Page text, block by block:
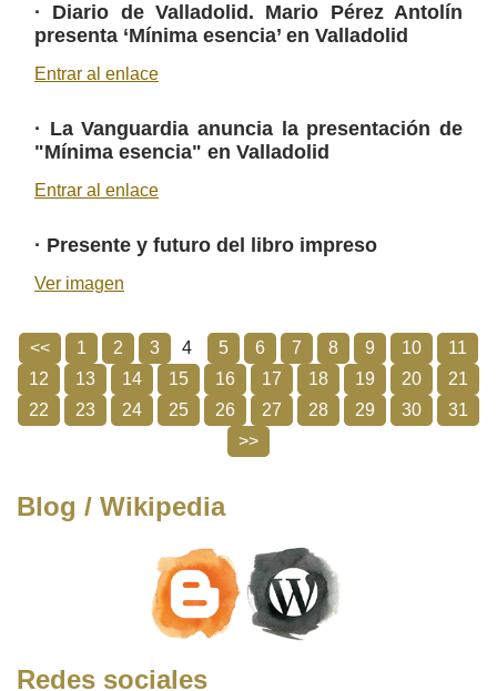
· Diario de Valladolid. Mario Pérez Antolín
presenta ‘Mínima esencia’ en Valladolid
Entrar al enlace
· La Vanguardia anuncia la presentación de
"Mínima esencia" en Valladolid
Entrar al enlace
· Presente y futuro del libro impreso
Ver imagen
<< 1 2 3 4 5 6 7 8 9 10
11
12
13 14 15 16 17 18 19 20
21
22
23 24 25 26 27 28 29 30
31
>>
Blog / Wikipedia
Redes sociales